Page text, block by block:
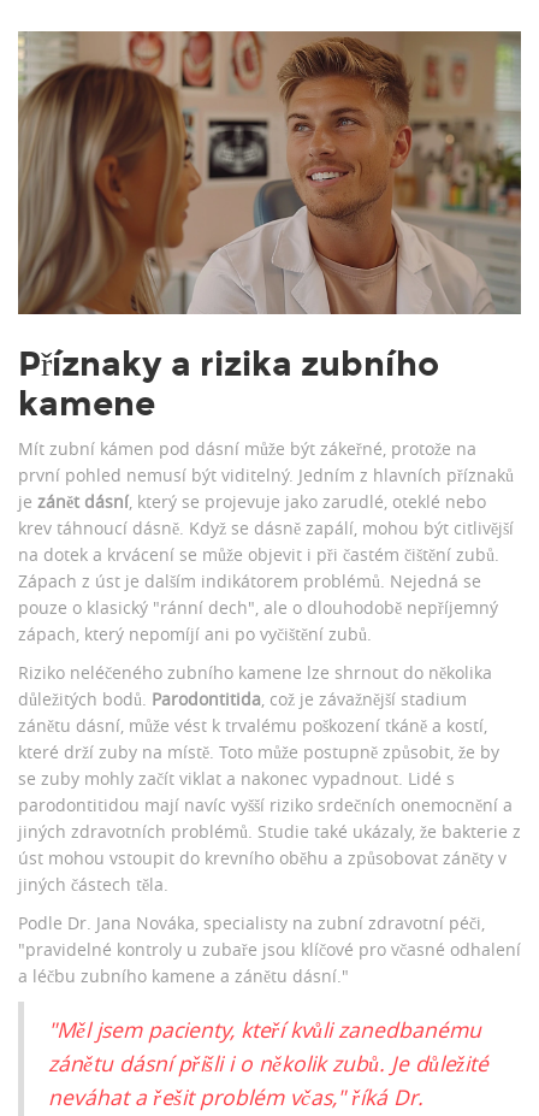
Příznaky a rizika zubního
kamene
Mít zubní kámen pod dásní může být zákeřné, protože na
první pohled nemusí být viditelný. Jedním z hlavních příznaků
je zánět dásní, který se projevuje jako zarudlé, oteklé nebo
krev táhnoucí dásně. Když se dásně zapálí, mohou být citlivější
na dotek a krvácení se může objevit i při častém čištění zubů.
Zápach z úst je dalším indikátorem problémů. Nejedná se
pouze o klasický "ránní dech", ale o dlouhodobě nepříjemný
zápach, který nepomíjí ani po vyčištění zubů.
Riziko neléčeného zubního kamene lze shrnout do několika
důležitých bodů. Parodontitida, což je závažnější stadium
zánětu dásní, může vést k trvalému poškození tkáně a kostí,
které drží zuby na místě. Toto může postupně způsobit, že by
se zuby mohly začít viklat a nakonec vypadnout. Lidé s
parodontitidou mají navíc vyšší riziko srdečních onemocnění a
jiných zdravotních problémů. Studie také ukázaly, že bakterie z
úst mohou vstoupit do krevního oběhu a způsobovat záněty v
jiných částech těla.
Podle Dr. Jana Nováka, specialisty na zubní zdravotní péči,
"pravidelné kontroly u zubaře jsou klíčové pro včasné odhalení
a léčbu zubního kamene a zánětu dásní."
"Měl jsem pacienty, kteří kvůli zanedbanému
zánětu dásní přišli i o několik zubů. Je důležité
neváhat a řešit problém včas," říká Dr.